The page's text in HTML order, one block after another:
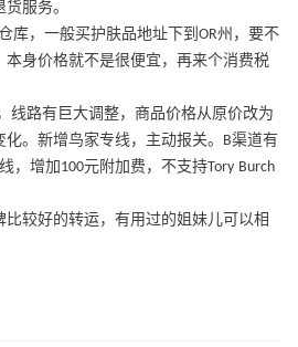
服务。
库，一般买护肤品地址下到OR州，要不
身价格就不是很便宜，再来个消费税
线路有巨大调整，商品价格从原价改为
。新增鸟家专线，主动报关。B渠道有
，增加100元附加费，不支持Tory Burch
较好的转运，有用过的姐妹儿可以相